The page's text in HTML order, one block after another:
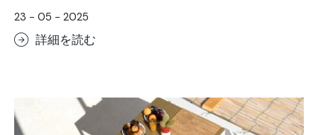
23 - 05 - 2025
詳細を読む